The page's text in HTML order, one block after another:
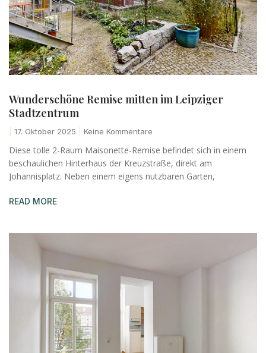
Wunderschöne Remise mitten im Leipziger
Stadtzentrum
17. Oktober 2025 Keine Kommentare
Diese tolle 2-Raum Maisonette-Remise befindet sich in einem
beschaulichen Hinterhaus der Kreuzstraße, direkt am
Johannisplatz. Neben einem eigens nutzbaren Garten,
READ MORE